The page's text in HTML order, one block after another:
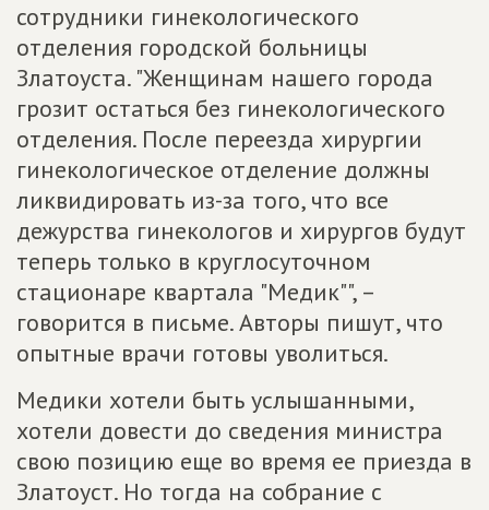
сотрудники гинекологического
отделения городской больницы
Златоуста. "Женщинам нашего города
грозит остаться без гинекологического
отделения. После переезда хирургии
гинекологическое отделение должны
ликвидировать из-за того, что все
дежурства гинекологов и хирургов будут
теперь только в круглосуточном
стационаре квартала "Медик"", –
говорится в письме. Авторы пишут, что
опытные врачи готовы уволиться.
Медики хотели быть услышанными,
хотели довести до сведения министра
свою позицию еще во время ее приезда в
Златоуст. Но тогда на собрание с